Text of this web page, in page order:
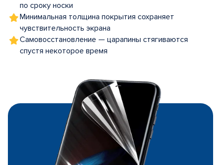
по сроку носки
Минимальная толщина покрытия сохраняет
чувствительность экрана
Самовосстановление — царапины стягиваются
спустя некоторое время